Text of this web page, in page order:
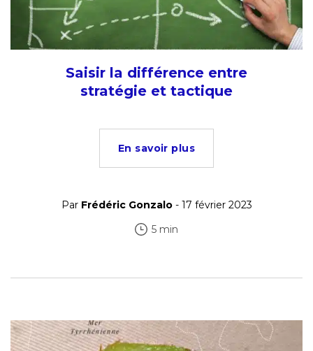
Saisir la différence entre
stratégie et tactique
En savoir plus
Par Frédéric Gonzalo- 17 février 2023
5 min